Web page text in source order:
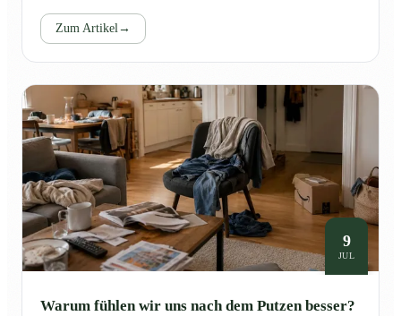
Zum Artikel→
9
JUL
Warum fühlen wir uns nach dem Putzen besser?